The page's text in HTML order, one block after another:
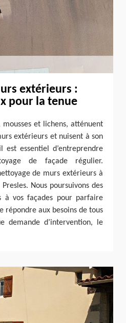
extérieurs :
pour la tenue
et lichens, atténuent
extérieurs et nuisent à son
est essentiel d’entreprendre
de façade régulier.
de murs extérieurs à
Nous poursuivons des
à vos façades pour parfaire
répondre aux besoins de tous
demande d’intervention, le